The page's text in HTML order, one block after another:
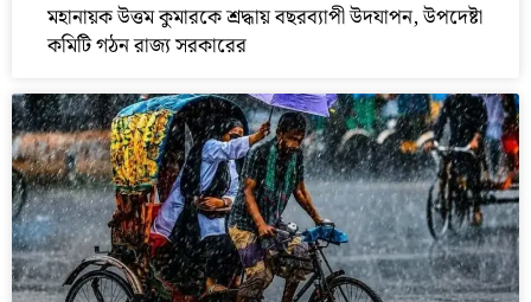
মহানায়ক উত্তম কুমারকে শ্রদ্ধায় বছরব্যাপী উদযাপন, উপদেষ্টা
কমিটি গঠন রাজ্য সরকারের